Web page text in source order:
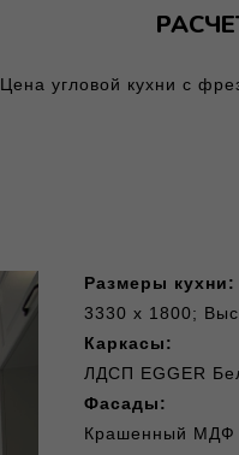
Цена угловой кухни с
Размеры кухни:
3330 х 1800;
Каркасы:
ЛДСП EGGER
Фасады:
Крашенный МДФ